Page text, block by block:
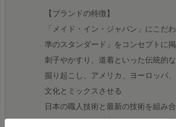
【ブランドの特徴】
「メイド・イン・ジャパン」にこだ
準のスタンダード」をコンセプトに
刺子やかすり、道着といった伝統的
掘り起こし、アメリカ、ヨーロッパ
文化とミックスさせる
日本の職人技術と最新の技術を組み
ックとモダンが融合したデザインを